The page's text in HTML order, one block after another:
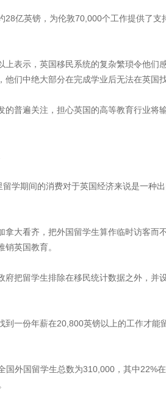
亿英镑，为伦敦70,000个工作提供了支
表示，英国移民系统的复杂繁琐令他们
们中绝大部分在完成学业后无法在英国找
普遍关注，担心英国的高等教育行业将
学期间的消费对于英国经济来说是一种出
大看齐，把外国留学生算作临时访客而
英国教育。
把留学生排除在移民统计数据之外，并
一份年薪在20,800英镑以上的工作才能
外国留学生总数为310,000，其中22%